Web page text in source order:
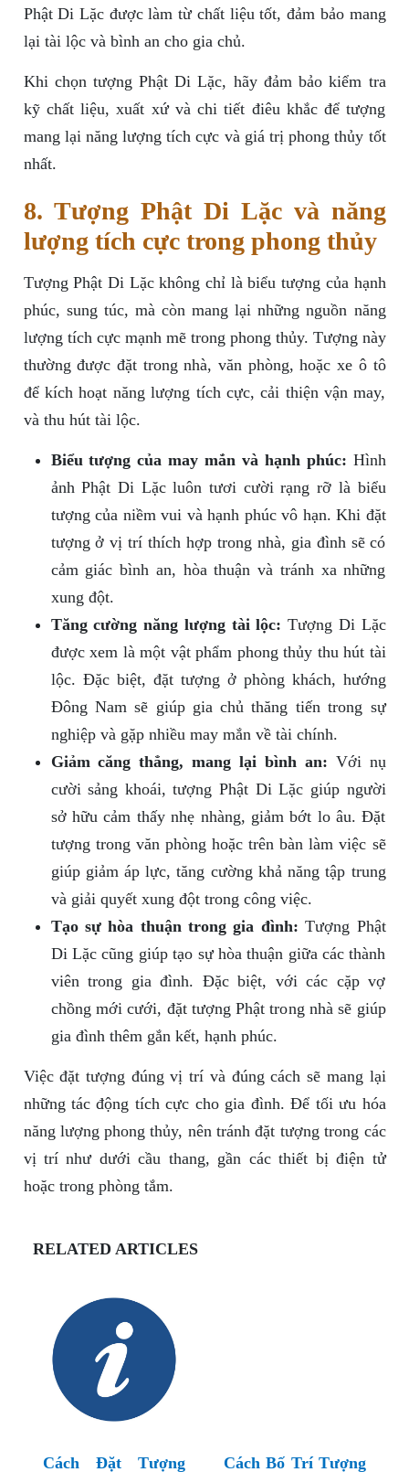
Phật Di Lặc được làm từ chất liệu tốt, đảm bảo mang
lại tài lộc và bình an cho gia chủ.
Khi chọn tượng Phật Di Lặc, hãy đảm bảo kiểm tra
kỹ chất liệu, xuất xứ và chi tiết điêu khắc để tượng
mang lại năng lượng tích cực và giá trị phong thủy tốt
nhất.
8. Tượng Phật Di Lặc và năng
lượng tích cực trong phong thủy
Tượng Phật Di Lặc không chỉ là biểu tượng của hạnh
phúc, sung túc, mà còn mang lại những nguồn năng
lượng tích cực mạnh mẽ trong phong thủy. Tượng này
thường được đặt trong nhà, văn phòng, hoặc xe ô tô
để kích hoạt năng lượng tích cực, cải thiện vận may,
và thu hút tài lộc.
Biểu tượng của may mắn và hạnh phúc: Hình
ảnh Phật Di Lặc luôn tươi cười rạng rỡ là biểu
tượng của niềm vui và hạnh phúc vô hạn. Khi đặt
tượng ở vị trí thích hợp trong nhà, gia đình sẽ có
cảm giác bình an, hòa thuận và tránh xa những
xung đột.
Tăng cường năng lượng tài lộc: Tượng Di Lặc
được xem là một vật phẩm phong thủy thu hút tài
lộc. Đặc biệt, đặt tượng ở phòng khách, hướng
Đông Nam sẽ giúp gia chủ thăng tiến trong sự
nghiệp và gặp nhiều may mắn về tài chính.
Giảm căng thẳng, mang lại bình an: Với nụ
cười sảng khoái, tượng Phật Di Lặc giúp người
sở hữu cảm thấy nhẹ nhàng, giảm bớt lo âu. Đặt
tượng trong văn phòng hoặc trên bàn làm việc sẽ
giúp giảm áp lực, tăng cường khả năng tập trung
và giải quyết xung đột trong công việc.
Tạo sự hòa thuận trong gia đình: Tượng Phật
Di Lặc cũng giúp tạo sự hòa thuận giữa các thành
viên trong gia đình. Đặc biệt, với các cặp vợ
chồng mới cưới, đặt tượng Phật trong nhà sẽ giúp
gia đình thêm gắn kết, hạnh phúc.
Việc đặt tượng đúng vị trí và đúng cách sẽ mang lại
những tác động tích cực cho gia đình. Để tối ưu hóa
năng lượng phong thủy, nên tránh đặt tượng trong các
vị trí như dưới cầu thang, gần các thiết bị điện tử
hoặc trong phòng tắm.
RELATED ARTICLES
Cách Đặt Tượng Cách Bố Trí Tượng